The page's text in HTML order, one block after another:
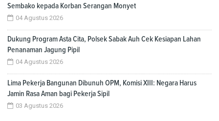
Sembako kepada Korban Serangan Monyet
04 Agustus 2026
Dukung Program Asta Cita, Polsek Sabak Auh Cek Kesiapan Lahan
Penanaman Jagung Pipil
04 Agustus 2026
Lima Pekerja Bangunan Dibunuh OPM, Komisi XIII: Negara Harus
Jamin Rasa Aman bagi Pekerja Sipil
03 Agustus 2026